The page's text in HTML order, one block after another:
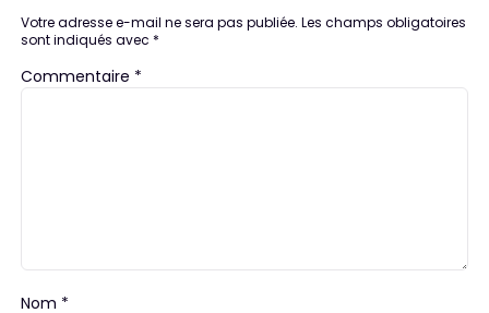
Votre adresse e-mail ne sera pas publiée. Les champs obligatoires
sont indiqués avec *
Commentaire *
Nom *